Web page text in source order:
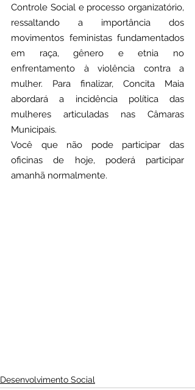
Controle Social e processo organizatório,
ressaltando a importância dos
movimentos feministas fundamentados
em raça, gênero e etnia no
enfrentamento à violência contra a
mulher. Para finalizar, Concita Maia
abordará a incidência política das
mulheres articuladas nas Câmaras
Municipais.
Você que não pode participar das
oficinas de hoje, poderá participar
amanhã normalmente.
Desenvolvimento Social